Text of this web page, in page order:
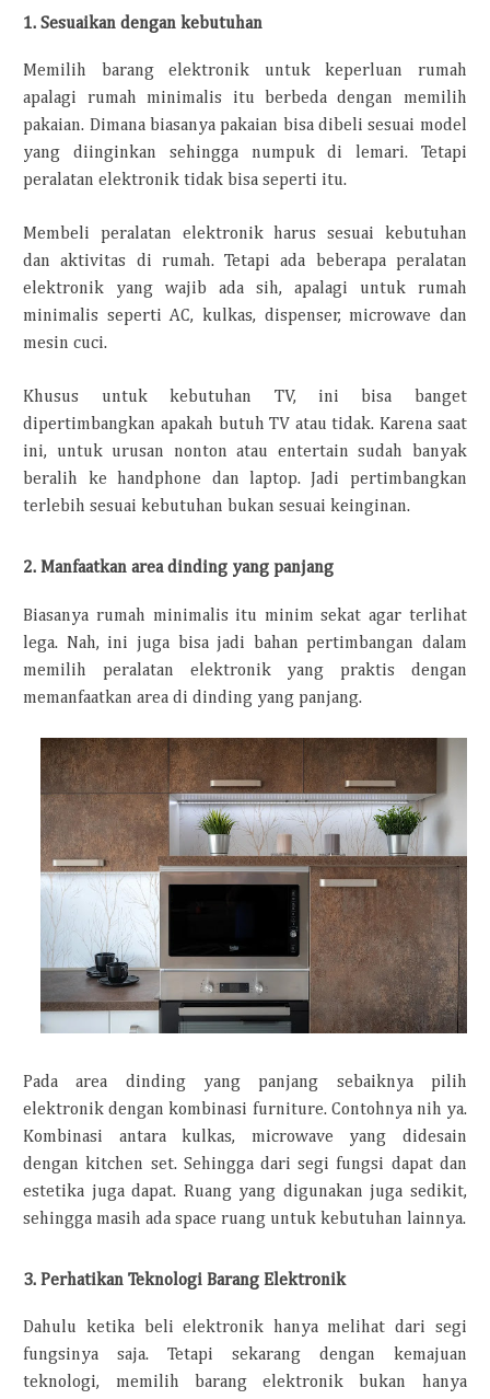
1. Sesuaikan dengan kebutuhan
Memilih barang elektronik untuk keperluan rumah
apalagi rumah minimalis itu berbeda dengan memilih
pakaian. Dimana biasanya pakaian bisa dibeli sesuai model
yang diinginkan sehingga numpuk di lemari. Tetapi
peralatan elektronik tidak bisa seperti itu.
Membeli peralatan elektronik harus sesuai kebutuhan
dan aktivitas di rumah. Tetapi ada beberapa peralatan
elektronik yang wajib ada sih, apalagi untuk rumah
minimalis seperti AC, kulkas, dispenser, microwave dan
mesin cuci.
Khusus untuk kebutuhan TV, ini bisa banget
dipertimbangkan apakah butuh TV atau tidak. Karena saat
ini, untuk urusan nonton atau entertain sudah banyak
beralih ke handphone dan laptop. Jadi pertimbangkan
terlebih sesuai kebutuhan bukan sesuai keinginan.
2. Manfaatkan area dinding yang panjang
Biasanya rumah minimalis itu minim sekat agar terlihat
lega. Nah, ini juga bisa jadi bahan pertimbangan dalam
memilih peralatan elektronik yang praktis dengan
memanfaatkan area di dinding yang panjang.
Pada area dinding yang panjang sebaiknya pilih
elektronik dengan kombinasi furniture. Contohnya nih ya.
Kombinasi antara kulkas, microwave yang didesain
dengan kitchen set. Sehingga dari segi fungsi dapat dan
estetika juga dapat. Ruang yang digunakan juga sedikit,
sehingga masih ada space ruang untuk kebutuhan lainnya.
3. Perhatikan Teknologi Barang Elektronik
Dahulu ketika beli elektronik hanya melihat dari segi
fungsinya saja. Tetapi sekarang dengan kemajuan
teknologi, memilih barang elektronik bukan hanya